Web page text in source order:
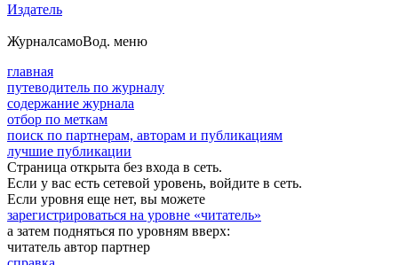
Издатель
ЖурналсамоВод. меню
главная
путеводитель по журналу
содержание журнала
отбор по меткам
поиск по партнерам, авторам и публикациям
лучшие публикации
Страница открыта без входа в сеть.
Если у вас есть сетевой уровень, войдите в сеть.
Если уровня еще нет, вы можете
зарегистрироваться на уровне «читатель»
а затем подняться по уровням вверх:
читатель автор партнер